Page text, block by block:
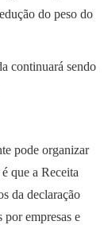
do peso do
continuará sendo
pode organizar
que a Receita
da declaração
empresas e